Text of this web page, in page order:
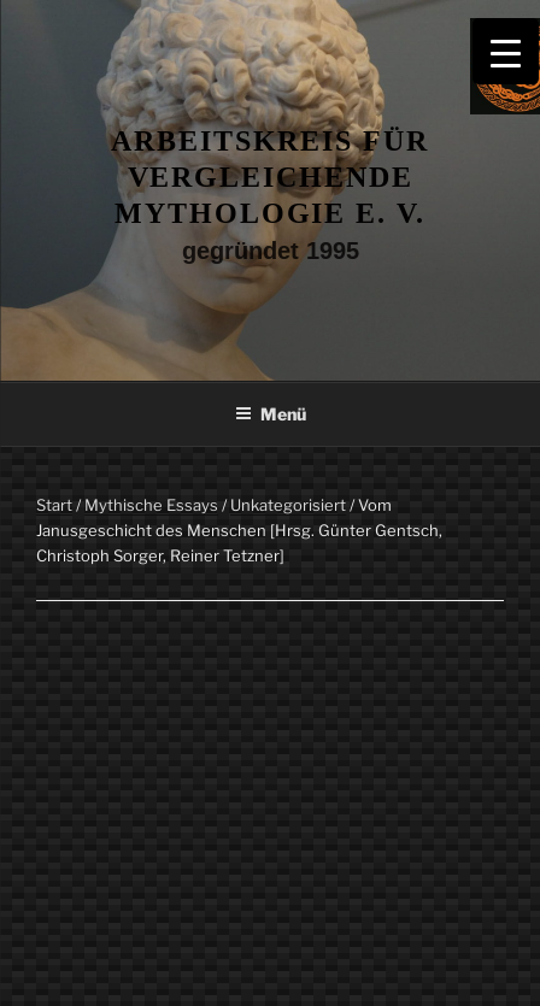
ARBEITSKREIS FÜR
VERGLEICHENDE
MYTHOLOGIE E. V.
gegründet 1995
Menü
Start/Mythische Essays /Unkategorisiert/ Vom
Janusgeschicht des Menschen [Hrsg. Günter Gentsch,
Christoph Sorger, Reiner Tetzner]